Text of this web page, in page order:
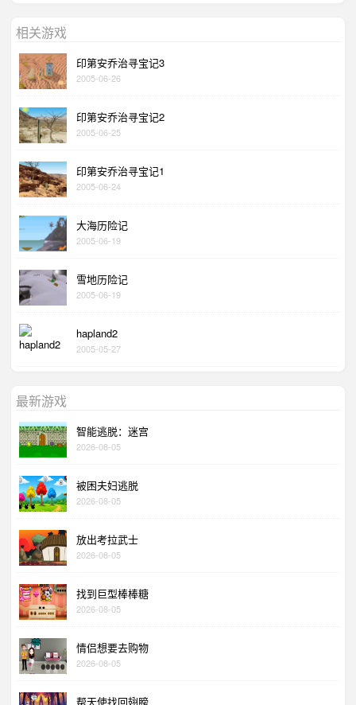
相关游戏
印第安乔治寻宝记3
2005-06-26
印第安乔治寻宝记2
2005-06-25
印第安乔治寻宝记1
2005-06-24
大海历险记
2005-06-19
雪地历险记
2005-06-19
hapland2
2005-05-27
最新游戏
智能逃脱：迷宫
2026-08-05
被困夫妇逃脱
2026-08-05
放出考拉武士
2026-08-05
找到巨型棒棒糖
2026-08-05
情侣想要去购物
2026-08-05
帮天使找回翅膀